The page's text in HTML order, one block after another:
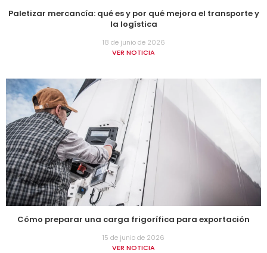
Paletizar mercancía: qué es y por qué mejora el transporte y
la logística
18 de junio de 2026
VER NOTICIA
Cómo preparar una carga frigorífica para exportación
15 de junio de 2026
VER NOTICIA